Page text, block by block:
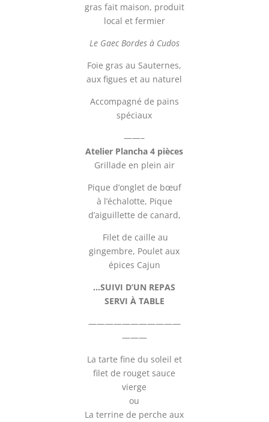
gras fait maison, produit
local et fermier
Le Gaec Bordes à Cudos
Foie gras au Sauternes,
aux figues et au naturel
Accompagné de pains
spéciaux
——–
Atelier Plancha 4 pièces
Grillade en plein air
Pique d’onglet de bœuf
à l’échalotte, Pique
d’aiguillette de canard,
Filet de caille au
gingembre, Poulet aux
épices Cajun
…SUIVI D’UN REPAS
SERVI À TABLE
———————————
———
La tarte fine du soleil et
filet de rouget sauce
vierge
ou
La terrine de perche aux